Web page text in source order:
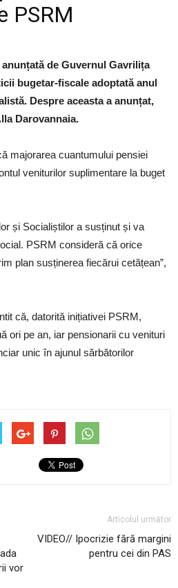
PSRM
de Guvernul Gavrilița
bugetar-fiscale adoptată anul
Despre aceasta a anunțat,
Darovannaia.
majorarea cuantumului pensiei
veniturilor suplimentare la buget
și Socialiștilor a susținut și va
PSRM consideră că orice
plan susținerea fiecărui cetățean”,
că, datorită inițiativei PSRM,
ori pe an, iar pensionarii cu venituri
unic în ajunul sărbătorilor
vor
Articolul următor
VIDEO// Ipocrizie fără margini
pentru cei din PAS